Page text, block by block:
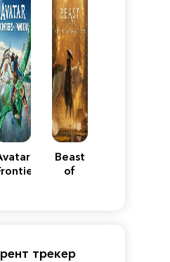
Beast
of
трекер